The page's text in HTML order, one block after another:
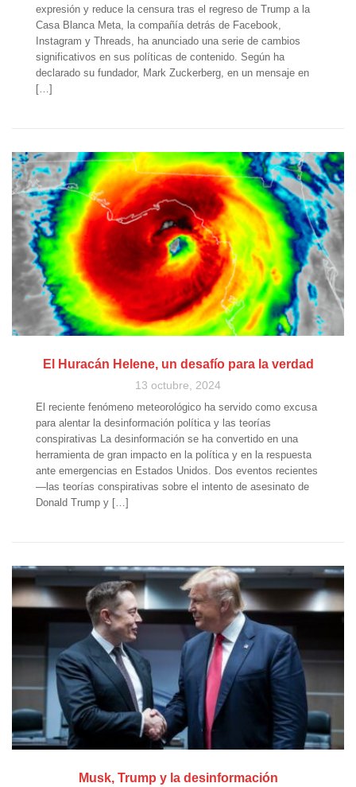
expresión y reduce la censura tras el regreso de Trump a la
Casa Blanca Meta, la compañía detrás de Facebook,
Instagram y Threads, ha anunciado una serie de cambios
significativos en sus políticas de contenido. Según ha
declarado su fundador, Mark Zuckerberg, en un mensaje en
[…]
El Huracán Helene, un desafío para la verdad
13 octubre, 2024
El reciente fenómeno meteorológico ha servido como excusa
para alentar la desinformación política y las teorías
conspirativas La desinformación se ha convertido en una
herramienta de gran impacto en la política y en la respuesta
ante emergencias en Estados Unidos. Dos eventos recientes
—las teorías conspirativas sobre el intento de asesinato de
Donald Trump y […]
Musk, Trump y la desinformación